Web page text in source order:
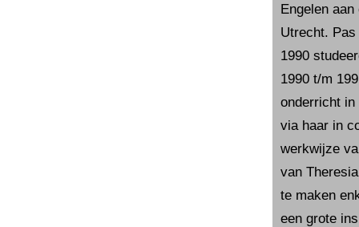
Engelen
Utrecht.
1990
1990 t/m
onderricht in
via haar in
werkwijze
van
te maken
een grote